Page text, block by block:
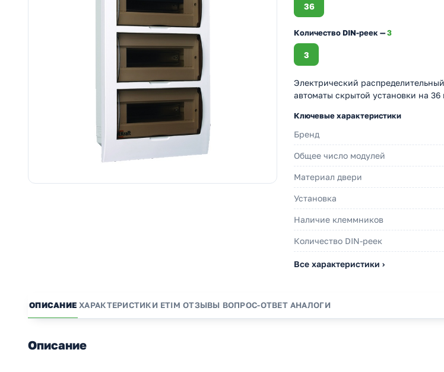
36
Количество DIN-реек —3
3
Электрический
автоматы скрытой установки на 36
Ключевые характеристики
Бренд
Общее число модулей
Материал двери
Установка
Наличие клеммников
Количество DIN-реек
Все характеристики ›
ОПИСАНИЕ ХАРАКТЕРИСТИКИ ETIM ОТЗЫВЫ ВОПРОС-ОТВЕТ АНАЛОГИ
Описание